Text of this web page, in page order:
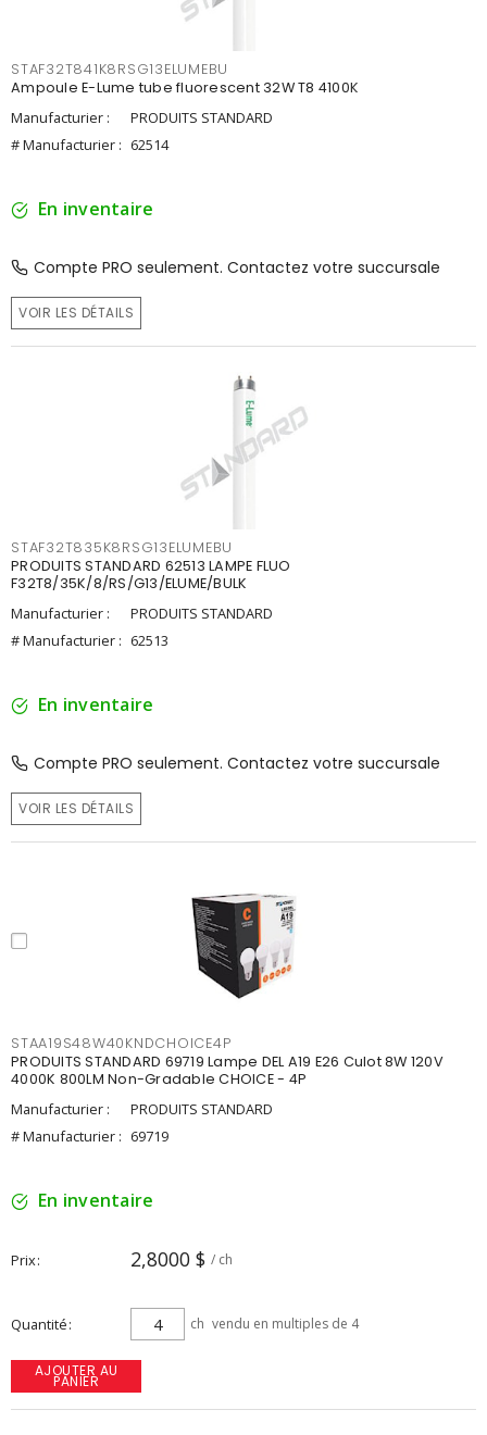
STAF32T841K8RSG13ELUMEBU
Ampoule E-Lume tube fluorescent 32W T8 4100K
Manufacturier :
PRODUITS STANDARD
# Manufacturier : 62514
En inventaire
Compte PRO seulement. Contactez votre succursale
VOIR LES DÉTAILS
STAF32T835K8RSG13ELUMEBU
PRODUITS STANDARD 62513 LAMPE FLUO
F32T8/35K/8/RS/G13/ELUME/BULK
Manufacturier :
PRODUITS STANDARD
# Manufacturier : 62513
En inventaire
Compte PRO seulement. Contactez votre succursale
VOIR LES DÉTAILS
STAA19S48W40KNDCHOICE4P
PRODUITS STANDARD 69719 Lampe DEL A19 E26 Culot 8W 120V
4000K 800LM Non-Gradable CHOICE - 4P
Manufacturier :
PRODUITS STANDARD
# Manufacturier : 69719
En inventaire
Prix 2,8000 $ / ch
Quantité ch vendu en multiples de 4
AJOUTER AU
PANIER